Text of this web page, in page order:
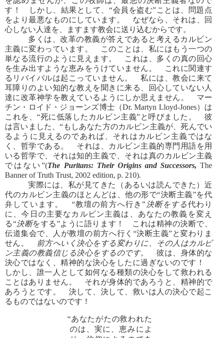
す！ しかし、結果として、“会員を盗む”ことは、問題点
をより最悪なものにしています。 なぜなら、それは、回
心しない人達を、ますます教会に送り込むからです。
多くは、改革の教義が答えであると考えるカルビン
主義に変わっています。 このことは、私にはもう一つの
単なる流行のように見えます。 これは、多くの真の回心
を生み出すような恵みをうけていません。 これに関連す
るリバイバルは起こっていません。 私には、教会に来て
耳障りのよい知的な教えを聞きに来る、回心していない人
達に改革神学を教えているようにしか思えません。 マー
チン・ロイド・ジョーンズ博士（Dr. Martyn Lloyd-Jones）は
これを、“死に低落したカルビン主義”と呼びました。 彼
は言いました、“もしあなた方のカルビン主義が、死んでい
るように見えるのであれば、それはカルビン主義ではな
く、哲学である。 それは、カルビン主義的専門用語を用
いる哲学で、それは知的主義で、それは真のカルビン主義
ではない”(The Puritans: Their Origins and Successors, The
Banner of Truth Trust, 2002 edition, p. 210).
実際には、私が見てきた（あるいは読んできた）近
代のカルビン主義のほとんどは、他の形で“決断主義”を代
弁しています。 “教壇の前方へ行き” 決断をする代わり
に、今日の主要なカルビン主義は、あなたの教義を変え
る“決断をする”ように語ります！ これは精神の決断で、
伝道集会で、人が教壇の前方へ行く“決断主義”と変わりま
せん。
前方へいく決心をする変わりに、その人はカルビ
ン主義の教義信じる決心をするのです。
彼は、身体的な
決心ではなく、精神的な決心をしたに過ぎないのです！
しかし、誰一人として如何なる種類の決心をして救われる
ことはありません。 それが身体的であろうと、精神的で
あろうとです。 決して、決して、救いは人の決心で起こ
るものではないのです！
“あなたがたの救われた
のは、実に、恵みによ